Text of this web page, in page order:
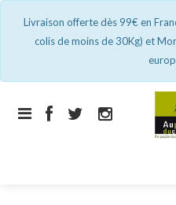
Livraison offerte dès 99€ en
colis de moins de 30Kg) et